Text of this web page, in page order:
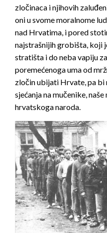
zločinaca i njihovih
oni u svome moralnome
nad Hrvatima, i pored
najstrašnijih grobišta, koji
stratišta i do neba vapiju
poremećenoga uma od
zločin ubijati Hrvate, pa bi
sjećanja na mučenike,
hrvatskoga naroda.